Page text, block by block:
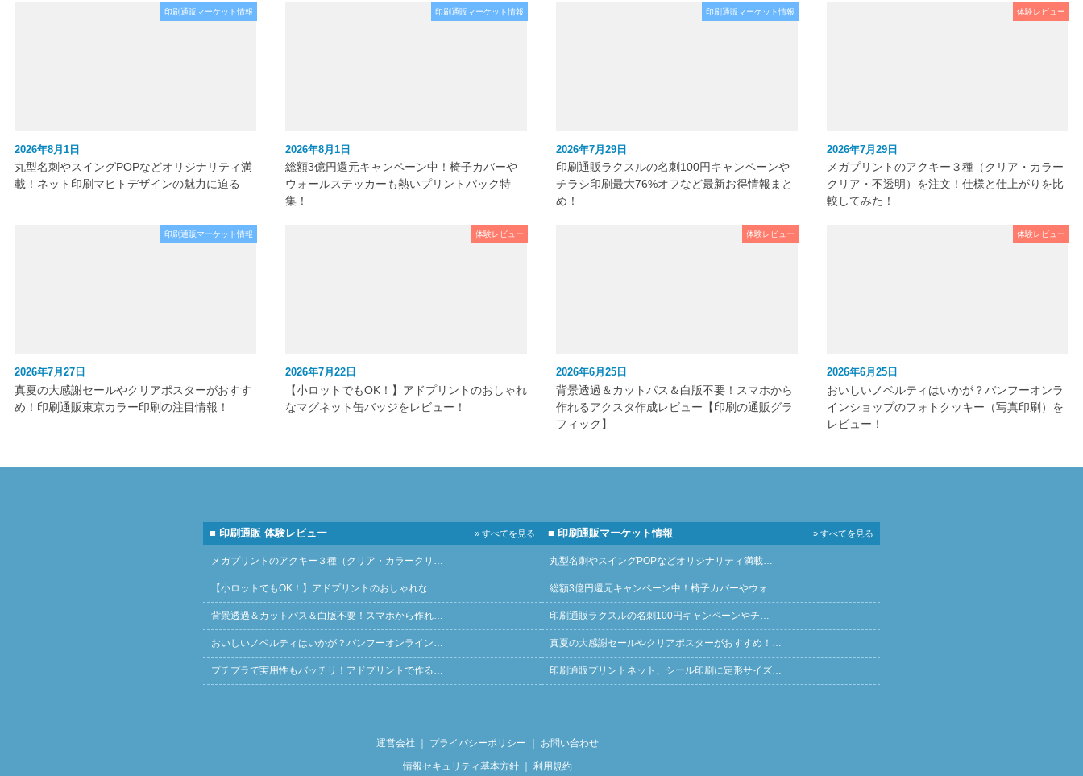
印刷通販マーケット情報
2026年8月1日
丸型名刺やスイングPOPなどオリジナリティ満
載！ネット印刷マヒトデザインの魅力に迫る
印刷通販マーケット情報
2026年8月1日
総額3億円還元キャンペーン中！椅子カバーや
ウォールステッカーも熱いプリントパック特
集！
印刷通販マーケット情報
2026年7月29日
印刷通販ラクスルの名刺100円キャンペーンや
チラシ印刷最大76%オフなど最新お得情報まと
め！
体験レビュー
2026年7月29日
メガプリントのアクキー３種（クリア・カラー
クリア・不透明）を注文！仕様と仕上がりを比
較してみた！
印刷通販マーケット情報
2026年7月27日
真夏の大感謝セールやクリアポスターがおすす
め！印刷通販東京カラー印刷の注目情報！
体験レビュー
2026年7月22日
【小ロットでもOK！】アドプリントのおしゃれ
なマグネット缶バッジをレビュー！
体験レビュー
2026年6月25日
背景透過＆カットパス＆白版不要！スマホから
作れるアクスタ作成レビュー【印刷の通販グラ
フィック】
体験レビュー
2026年6月25日
おいしいノベルティはいかが？バンフーオンラ
インショップのフォトクッキー（写真印刷）を
レビュー！
■ 印刷通販 体験レビュー » すべてを見る
メガプリントのアクキー３種（クリア・カラークリ…
【小ロットでもOK！】アドプリントのおしゃれな…
背景透過＆カットパス＆白版不要！スマホから作れ…
おいしいノベルティはいかが？バンフーオンライン…
プチプラで実用性もバッチリ！アドプリントで作る…
■ 印刷通販マーケット情報 » すべてを見る
丸型名刺やスイングPOPなどオリジナリティ満載…
総額3億円還元キャンペーン中！椅子カバーやウォ…
印刷通販ラクスルの名刺100円キャンペーンやチ…
真夏の大感謝セールやクリアポスターがおすすめ！…
印刷通販プリントネット、シール印刷に定形サイズ…
運営会社 ｜ プライバシーポリシー ｜ お問い合わせ
情報セキュリティ基本方針｜ 利用規約